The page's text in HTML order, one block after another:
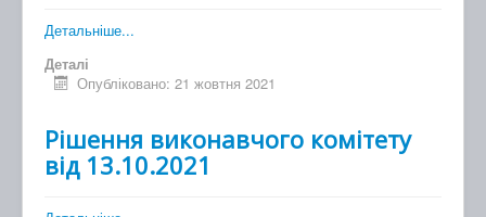
Детальніше...
Деталі
Опубліковано: 21 жовтня 2021
Рішення виконавчого комітету
від 13.10.2021